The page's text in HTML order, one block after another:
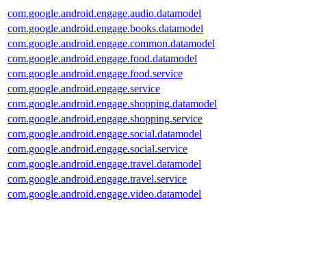
com.google.android.engage.audio.datamodel
com.google.android.engage.books.datamodel
com.google.android.engage.common.datamodel
com.google.android.engage.food.datamodel
com.google.android.engage.food.service
com.google.android.engage.service
com.google.android.engage.shopping.datamodel
com.google.android.engage.shopping.service
com.google.android.engage.social.datamodel
com.google.android.engage.social.service
com.google.android.engage.travel.datamodel
com.google.android.engage.travel.service
com.google.android.engage.video.datamodel